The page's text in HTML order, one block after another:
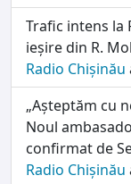
Trafic intens la
ieșire din R.
Radio Chișinău
„Așteptăm cu
Noul
confirmat de
Radio Chișinău